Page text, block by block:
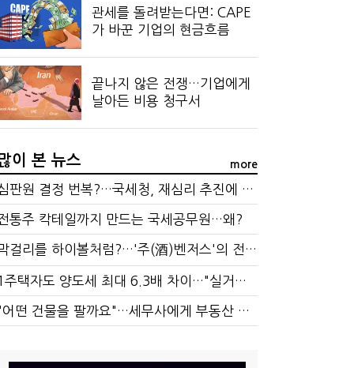
관세를 돌려받는다면: CAPE
가 바꾼 기업의 현금흐름
끝나지 않은 전쟁…기업에게
날아든 비용 청구서
이 본 뉴스 more
심판원 결정 번복?…국세청, 재심리 추진에 납세자 부담 우려
통주 칵테일까지 만드는 국세공무원…왜?
막걸리를 하이볼처럼?…'주(酒)벤저스'의 전통주 즐기는 법
1주택자도 양도세 최대 6.3배 차이…"실거주 요건 강화하자"
"어떤 건물을 팔까요"…세무사에게 부동산 고민을 털어놓는 이유